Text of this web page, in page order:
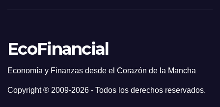
EcoFinancial
Economía y Finanzas desde el Corazón de la Mancha
Copyright ® 2009-2026 - Todos los derechos reservados.